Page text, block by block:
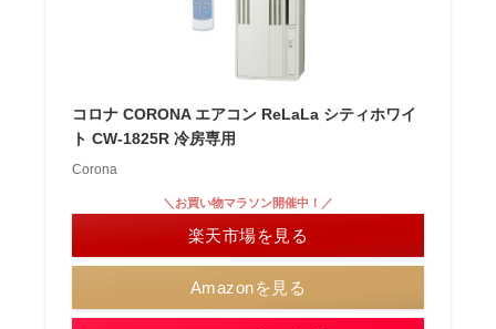
コロナ CORONA エアコン ReLaLa シティホワイ
ト CW-1825R 冷房専用
Corona
Amazonを見る
＼お買い物マラソン開催中！／
楽天市場を見る